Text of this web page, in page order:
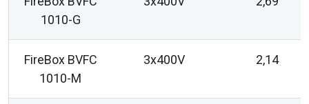
1010-G
FireBox BVFC
1010-M
3x400V 2,14